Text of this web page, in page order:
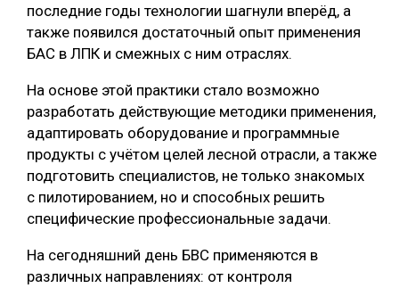
последние годы технологии шагнули вперёд, а
также появился достаточный опыт применения
БАС в ЛПК и смежных с ним отраслях.
На основе этой практики стало возможно
разработать действующие методики применения,
адаптировать оборудование и программные
продукты с учётом целей лесной отрасли, а также
подготовить специалистов, не только знакомых
с пилотированием, но и способных решить
специфические профессиональные задачи.
На сегодняшний день БВС применяются в
различных направлениях: от контроля